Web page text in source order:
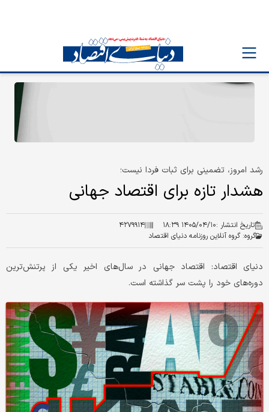
رشد امروز، تضمینی برای ثبات فردا نیست؛
هشدار تازه برای اقتصاد جهانی
تاریخ انتشار :۱۴۰۵/۰۴/۱۰ ۱۸:۳۹
۴۲۷۹۹۱۴
گروه: گروه آنلاین روزنامه دنیای اقتصاد
دنیای اقتصاد: اقتصاد جهانی در سال‌های اخیر یکی از پرتنش‌ترین
دوره‌های خود را پشت سر گذاشته است.